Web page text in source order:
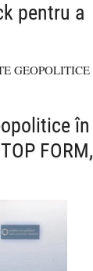
pentru a
în
FORM,